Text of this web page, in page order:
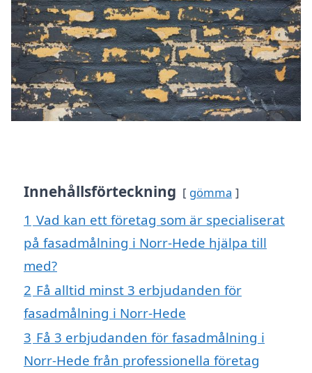
Innehållsförteckning gömma
1 Vad kan ett företag som är specialiserat
på fasadmålning i Norr-Hede hjälpa till
med?
2 Få alltid minst 3 erbjudanden för
fasadmålning i Norr-Hede
3 Få 3 erbjudanden för fasadmålning i
Norr-Hede från professionella företag